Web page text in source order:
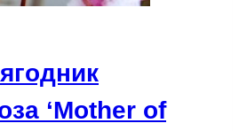
‘Mother of